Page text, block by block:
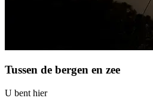
Tussen de bergen en zee
U bent hier